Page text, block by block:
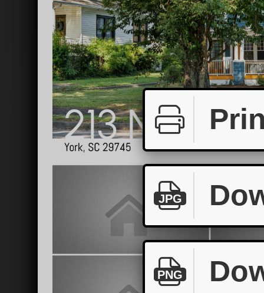
JPG
PNG